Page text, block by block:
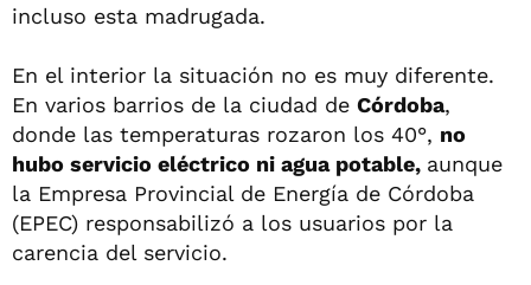
incluso esta madrugada.
En el interior la situación no es muy diferente.
En varios barrios de la ciudad de Córdoba,
donde las temperaturas rozaron los 40°, no
hubo servicio eléctrico ni agua potable, aunque
la Empresa Provincial de Energía de Córdoba
(EPEC) responsabilizó a los usuarios por la
carencia del servicio.